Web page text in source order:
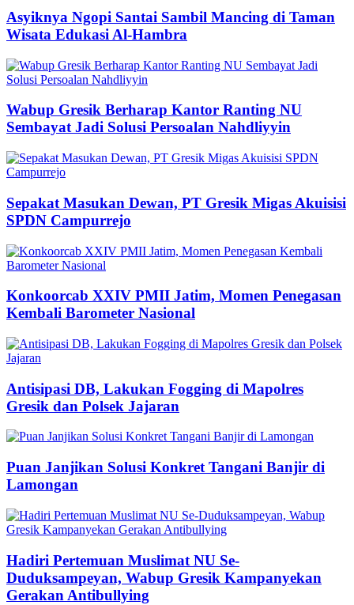
Asyiknya Ngopi Santai Sambil Mancing di Taman
Wisata Edukasi Al-Hambra
Wabup Gresik Berharap Kantor Ranting NU
Sembayat Jadi Solusi Persoalan Nahdliyyin
Sepakat Masukan Dewan, PT Gresik Migas Akuisisi
SPDN Campurrejo
Konkoorcab XXIV PMII Jatim, Momen Penegasan
Kembali Barometer Nasional
Antisipasi DB, Lakukan Fogging di Mapolres
Gresik dan Polsek Jajaran
Puan Janjikan Solusi Konkret Tangani Banjir di
Lamongan
Hadiri Pertemuan Muslimat NU Se-
Duduksampeyan, Wabup Gresik Kampanyekan
Gerakan Antibullying